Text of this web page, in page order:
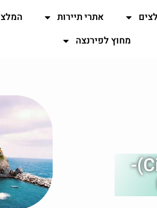
אתרי תיירות
מחוץ לפירנצה
מפירנצה לצ'ינקווה טרה (Cinque Terre)-